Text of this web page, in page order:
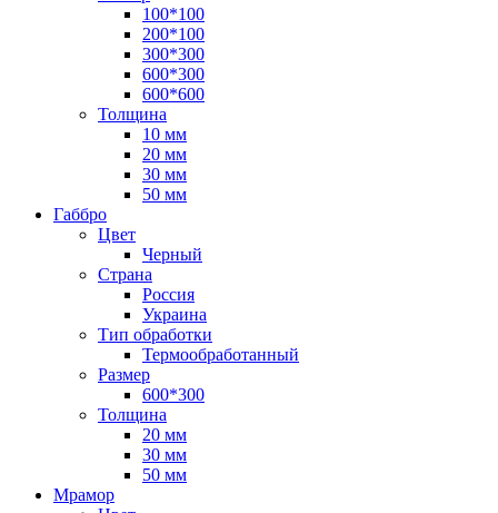
100*100
200*100
300*300
600*300
600*600
Толщина
10 мм
20 мм
30 мм
50 мм
Габбро
Цвет
Черный
Страна
Россия
Украина
Тип обработки
Термообработанный
Размер
600*300
Толщина
20 мм
30 мм
50 мм
Мрамор